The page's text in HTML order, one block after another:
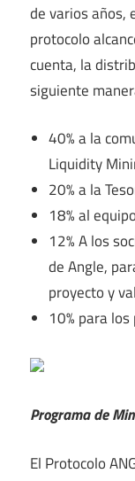
de varios años,
protocolo
cuenta, la
siguiente
40% a la
Liquidity
20% a la
18% al
12% A los
de Angle,
proyecto y
10% para
Programa de
El Protocolo